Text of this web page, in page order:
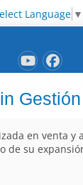
Language ▼
Gestión
en venta y
de su